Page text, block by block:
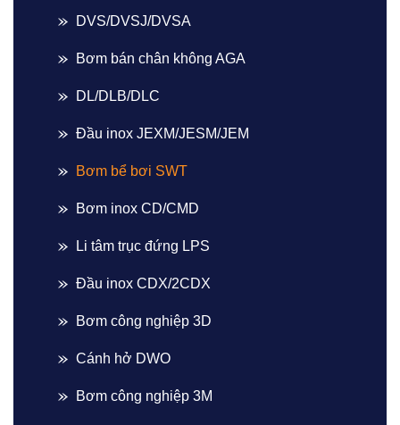
DVS/DVSJ/DVSA
Bơm bán chân không AGA
DL/DLB/DLC
Đầu inox JEXM/JESM/JEM
Bơm bể bơi SWT
Bơm inox CD/CMD
Li tâm trục đứng LPS
Đầu inox CDX/2CDX
Bơm công nghiệp 3D
Cánh hở DWO
Bơm công nghiệp 3M